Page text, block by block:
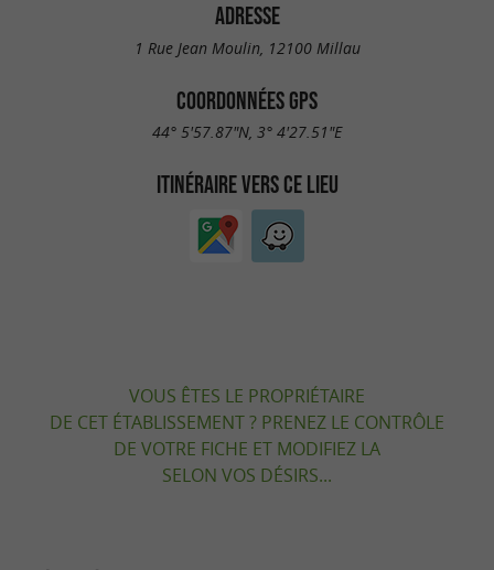
ADRESSE
1 Rue Jean Moulin, 12100 Millau
COORDONNÉES GPS
44° 5'57.87"N, 3° 4'27.51"E
ITINÉRAIRE VERS CE LIEU
VOUS ÊTES LE PROPRIÉTAIRE
DE CET ÉTABLISSEMENT ? PRENEZ LE CONTRÔLE
DE VOTRE FICHE ET MODIFIEZ LA
SELON VOS DÉSIRS...